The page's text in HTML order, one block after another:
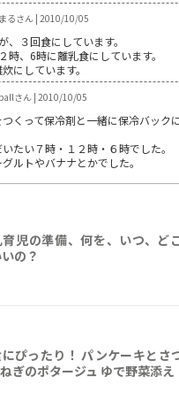
るさん | 2010/10/05
、３回食にしています。
時、6時に離乳食にしています。
にしています。
さん | 2010/10/05
くって保冷剤と一緒に保冷バック
たい７時・１２時・６時でした。
ルトやバナナとかでした。
児の準備、何を、いつ、ど
の？
ぴったり！ パンケーキとさ
ぎのポタージュ ゆで野菜添え